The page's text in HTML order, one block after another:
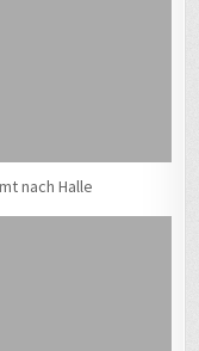
nach Halle